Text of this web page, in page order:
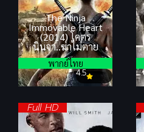
The Ninja
Immovable Heart
(2014) โคตร
นินจา..ฆ่าไม่ตาย
4.5
พากย์ไทย
Full HD